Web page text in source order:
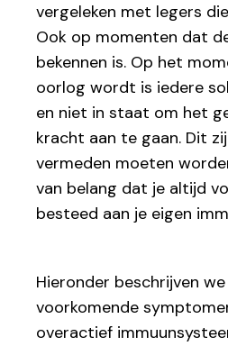
vergeleken met legers
Ook op momenten dat
bekennen is. Op het
oorlog wordt is iedere
en niet in staat om het
kracht aan te gaan. Dit
vermeden moeten
van belang dat je altijd
besteed aan je eigen
Hieronder beschrijven
voorkomende
overactief